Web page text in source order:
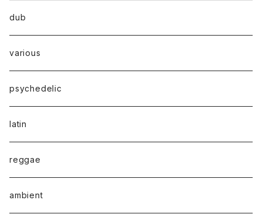
dub
various
psychedelic
latin
reggae
ambient